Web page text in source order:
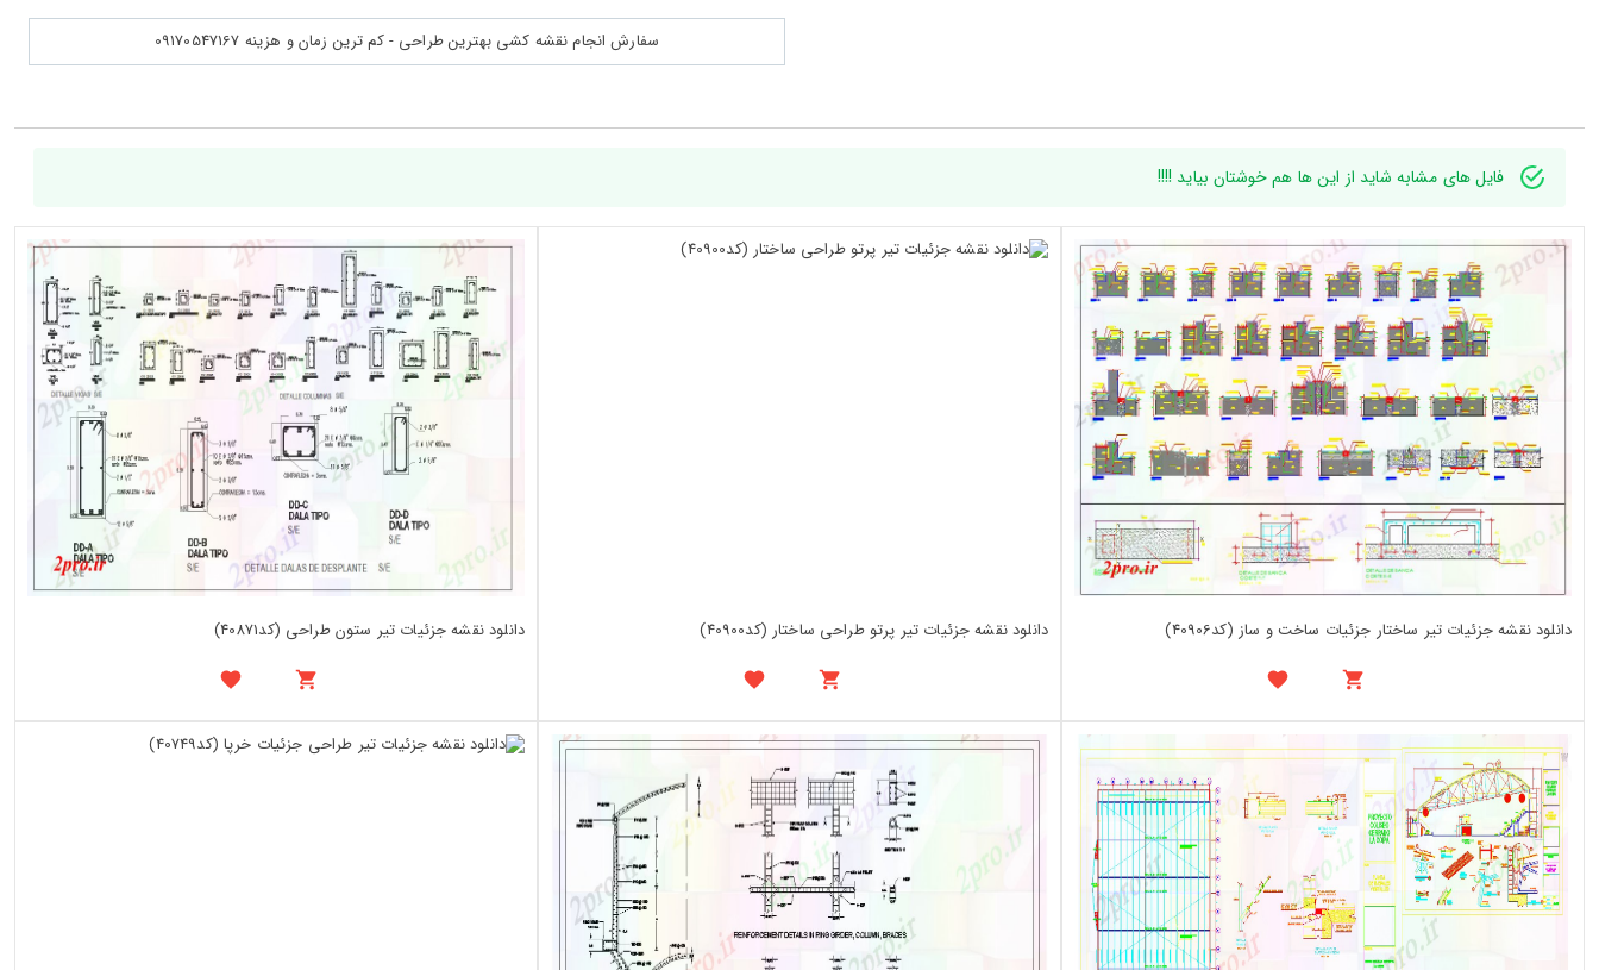
سفارش انجام نقشه کشی بهترین طراحی - کم ترین زمان و هزینه 09170547167
فایل های مشابه شاید از این ها هم خوشتان بیاید !!!!
دانلود نقشه جزئیات تیر ساختار جزئیات ساخت و ساز (کد40906) دانلود نقشه جزئیات تیر پرتو طراحی ساختار (کد40900) دانلود نقشه جزئیات تیر ستون طراحی (کد40871)